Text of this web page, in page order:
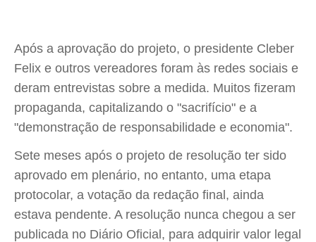
Após a aprovação do projeto, o presidente Cleber
Felix e outros vereadores foram às redes sociais e
deram entrevistas sobre a medida. Muitos fizeram
propaganda, capitalizando o "sacrifício" e a
"demonstração de responsabilidade e economia".
Sete meses após o projeto de resolução ter sido
aprovado em plenário, no entanto, uma etapa
protocolar, a votação da redação final, ainda
estava pendente. A resolução nunca chegou a ser
publicada no Diário Oficial, para adquirir valor legal